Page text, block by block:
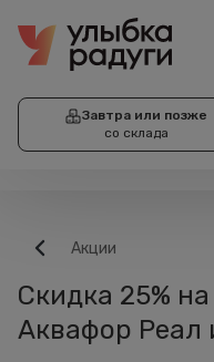
Завтра или позже
со склада
Акции
Скидка 25%
Аквафор Реал